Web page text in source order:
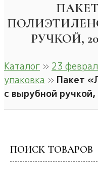
РУЧКОЙ,
Каталог » 23
упаковка » Пакет
с вырубной
ПОИСК ТОВАРОВ